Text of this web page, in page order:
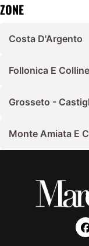
ZONE
Costa D'Argento
Follonica E
Grosseto -
Monte Amiata E